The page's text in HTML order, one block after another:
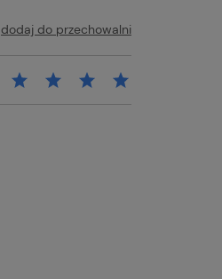
dodaj do przechowalni